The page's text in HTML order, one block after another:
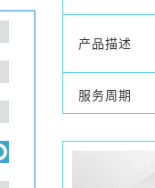
产品描述
服务周期